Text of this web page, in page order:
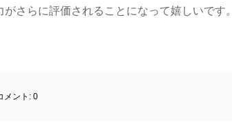
さらに評価されることになって嬉しいです。
メント: 0